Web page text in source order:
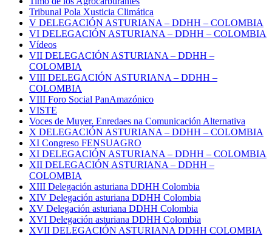
Tribunal Pola Xusticia Climática
V DELEGACIÓN ASTURIANA – DDHH – COLOMBIA
VI DELEGACIÓN ASTURIANA – DDHH – COLOMBIA
Vídeos
VII DELEGACIÓN ASTURIANA – DDHH –
COLOMBIA
VIII DELEGACIÓN ASTURIANA – DDHH –
COLOMBIA
VIII Foro Social PanAmazónico
VISTE
Voces de Muyer. Enredaes na Comunicación Alternativa
X DELEGACIÓN ASTURIANA – DDHH – COLOMBIA
XI Congreso FENSUAGRO
XI DELEGACIÓN ASTURIANA – DDHH – COLOMBIA
XII DELEGACIÓN ASTURIANA – DDHH –
COLOMBIA
XIII Delegación asturiana DDHH Colombia
XIV Delegación asturiana DDHH Colombia
XV Delegación asturiana DDHH Colombia
XVI Delegación asturiana DDHH Colombia
XVII DELEGACIÓN ASTURIANA DDHH COLOMBIA